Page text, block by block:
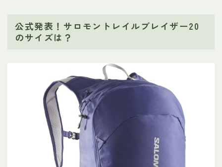
公式発表！サロモントレイルブレイザー20
のサイズは？